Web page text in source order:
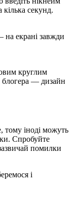
кілька секунд.
на екрані завжди
круглим
блогера — дизайн
тому іноді можуть
Спробуйте
помилки
і